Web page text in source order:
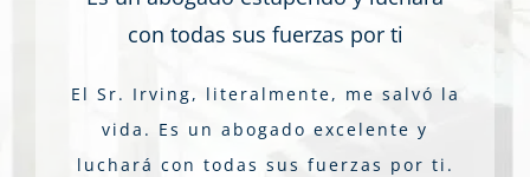
con todas sus fuerzas por ti
El Sr. Irving, literalmente, me salvó la
vida. Es un abogado excelente y
luchará con todas sus fuerzas por ti.